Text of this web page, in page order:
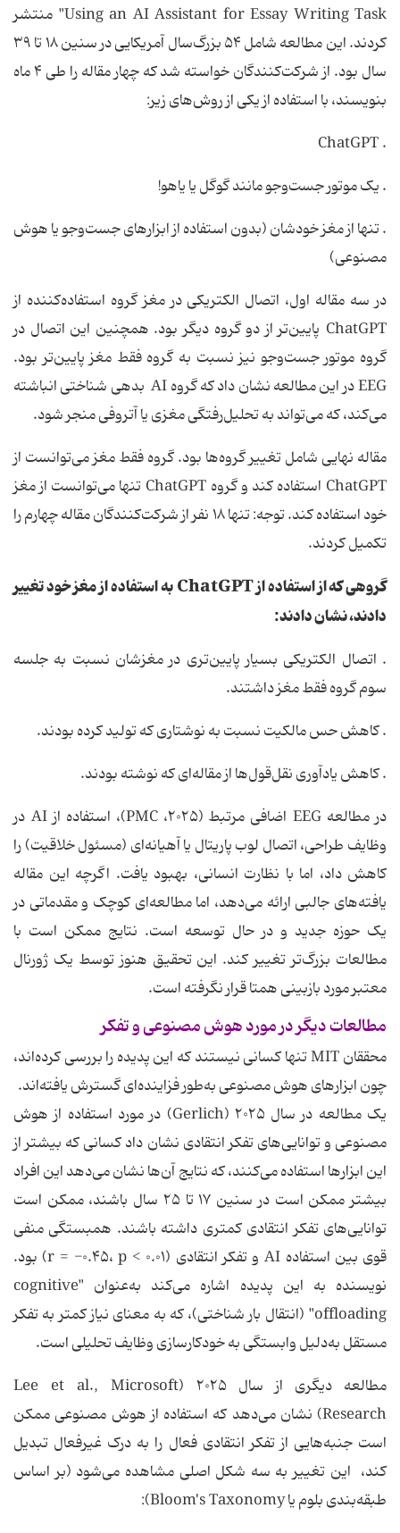
Using an AI Assistant for Essay Writing Task" منتشر
کردند. این مطالعه شامل ۵۴ بزرگ‌سال آمریکایی در سنین ۱۸ تا ۳۹
سال بود. از شرکت‌کنندگان خواسته شد که چهار مقاله را طی ۴ ماه
بنویسند، با استفاده از یکی از روش‌های زیر:
. ChatGPT
. یک موتور جست‌وجو مانند گوگل یا یاهو!
. تنها از مغز خودشان (بدون استفاده از ابزارهای جست‌وجو یا هوش
مصنوعی)
در سه مقاله اول، اتصال الکتریکی در مغز گروه استفاده‌کننده از
ChatGPT پایین‌تر از دو گروه دیگر بود. همچنین این اتصال در
گروه موتور جست‌وجو نیز نسبت به گروه فقط مغز پایین‌تر بود.
EEG در این مطالعه نشان داد که گروه AI بدهی شناختی انباشته
می‌کند، که می‌تواند به تحلیل‌رفتگی مغزی یا آتروفی منجر شود.
مقاله نهایی شامل تغییر گروه‌ها بود. گروه فقط مغز می‌توانست از
ChatGPT استفاده کند و گروه ChatGPT تنها می‌توانست از مغز
خود استفاده کند. توجه: تنها ۱۸ نفر از شرکت‌کنندگان مقاله چهارم را
تکمیل کردند.
گروهی که از استفاده از ChatGPT به استفاده از مغز خود تغییر
دادند، نشان دادند:
. اتصال الکتریکی بسیار پایین‌تری در مغزشان نسبت به جلسه
سوم گروه فقط مغز داشتند.
. کاهش حس مالکیت نسبت به نوشتاری که تولید کرده بودند.
. کاهش یادآوری نقل‌قول‌ها از مقاله‌ای که نوشته بودند.
در مطالعه EEG اضافی مرتبط (۲۰۲۵، PMC)، استفاده از AI در
وظایف طراحی، اتصال لوب پاریتال یا آهیانه‌ای (مسئول خلاقیت) را
کاهش داد، اما با نظارت انسانی، بهبود یافت. اگرچه این مقاله
یافته‌های جالبی ارائه می‌دهد، اما مطالعه‌ای کوچک و مقدماتی در
یک حوزه جدید و در حال توسعه است. نتایج ممکن است با
مطالعات بزرگ‌تر تغییر کند. این تحقیق هنوز توسط یک ژورنال
معتبر مورد بازبینی همتا قرار نگرفته است.
مطالعات دیگر در مورد هوش مصنوعی و تفکر
محققان MIT تنها کسانی نیستند که این پدیده را بررسی کرده‌اند،
چون ابزارهای هوش مصنوعی به‌طور فزاینده‌ای گسترش یافته‌اند.
یک مطالعه در سال ۲۰۲۵ (Gerlich) در مورد استفاده از هوش
مصنوعی و توانایی‌های تفکر انتقادی نشان داد کسانی که بیشتر از
این ابزارها استفاده می‌کنند، که نتایج آن‌ها نشان می‌دهد این افراد
بیشتر ممکن است در سنین ۱۷ تا ۲۵ سال باشند، ممکن است
توانایی‌های تفکر انتقادی کمتری داشته باشند. همبستگی منفی
قوی بین استفاده AI و تفکر انتقادی (r = -۰.۴۵، p < ۰.۰۱) بود.
نویسنده به این پدیده اشاره می‌کند به‌عنوان "cognitive
offloading" (انتقال بار شناختی)، که به معنای نیاز کمتر به تفکر
مستقل به‌دلیل وابستگی به خودکارسازی وظایف تحلیلی است.
مطالعه دیگری از سال ۲۰۲۵ (Lee et al., Microsoft
Research) نشان می‌دهد که استفاده از هوش مصنوعی ممکن
است جنبه‌هایی از تفکر انتقادی فعال را به درک غیرفعال تبدیل
کند، این تغییر به سه شکل اصلی مشاهده می‌شود (بر اساس
طبقه‌بندی بلوم یا Bloom's Taxonomy):